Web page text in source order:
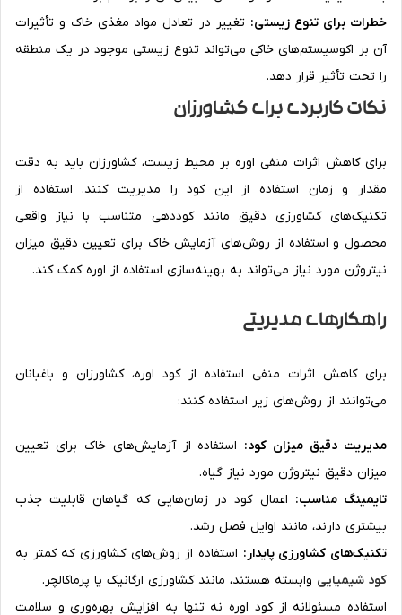
خطرات برای تنوع زیستی: تغییر در تعادل مواد مغذی خاک و تأثیرات
آن بر اکوسیستم‌های خاکی می‌تواند تنوع زیستی موجود در یک منطقه
را تحت تأثیر قرار دهد.
نکات کاربردی برای کشاورزان
برای کاهش اثرات منفی اوره بر محیط زیست، کشاورزان باید به دقت
مقدار و زمان استفاده از این کود را مدیریت کنند. استفاده از
تکنیک‌های کشاورزی دقیق مانند کوددهی متناسب با نیاز واقعی
محصول و استفاده از روش‌های آزمایش خاک برای تعیین دقیق میزان
نیتروژن مورد نیاز می‌تواند به بهینه‌سازی استفاده از اوره کمک کند.
راهکارهای مدیریتی
برای کاهش اثرات منفی استفاده از کود اوره، کشاورزان و باغبانان
می‌توانند از روش‌های زیر استفاده کنند:
مدیریت دقیق میزان کود: استفاده از آزمایش‌های خاک برای تعیین
میزان دقیق نیتروژن مورد نیاز گیاه.
تایمینگ مناسب: اعمال کود در زمان‌هایی که گیاهان قابلیت جذب
بیشتری دارند، مانند اوایل فصل رشد.
تکنیک‌های کشاورزی پایدار: استفاده از روش‌های کشاورزی که کمتر به
کود شیمیایی وابسته هستند، مانند کشاورزی ارگانیک یا پرماکالچر.
استفاده مسئولانه از کود اوره نه تنها به افزایش بهره‌وری و سلامت